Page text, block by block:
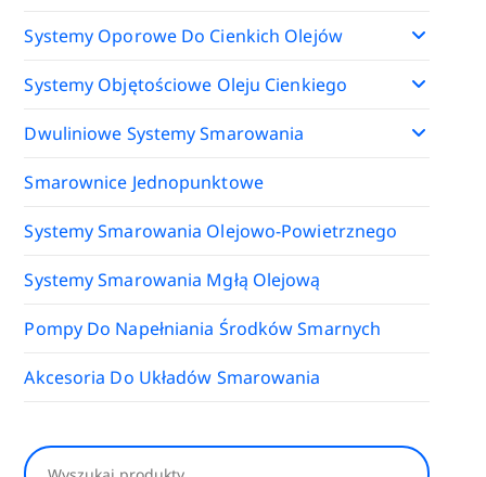
Systemy Oporowe Do Cienkich Olejów
Systemy Objętościowe Oleju Cienkiego
Dwuliniowe Systemy Smarowania
Smarownice Jednopunktowe
Systemy Smarowania Olejowo-Powietrznego
Systemy Smarowania Mgłą Olejową
Pompy Do Napełniania Środków Smarnych
Akcesoria Do Układów Smarowania
Szukaj